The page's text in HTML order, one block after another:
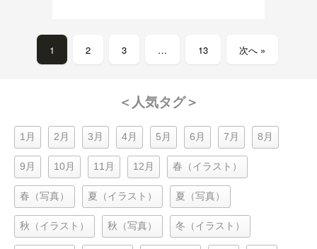
1 2 3 … 13 次へ »
＜人気タグ＞
1月 2月 3月 4月 5月 6月 7月 8月
9月 10月 11月 12月 春（イラスト）
春（写真） 夏（イラスト） 夏（写真）
秋（イラスト） 秋（写真） 冬（イラスト）